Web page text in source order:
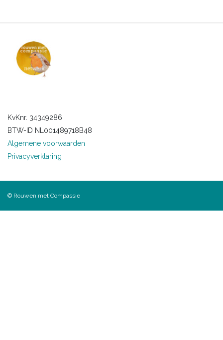
KvKnr. 34349286
BTW-ID NL001489718B48
Algemene voorwaarden
Privacyverklaring
© Rouwen met Compassie